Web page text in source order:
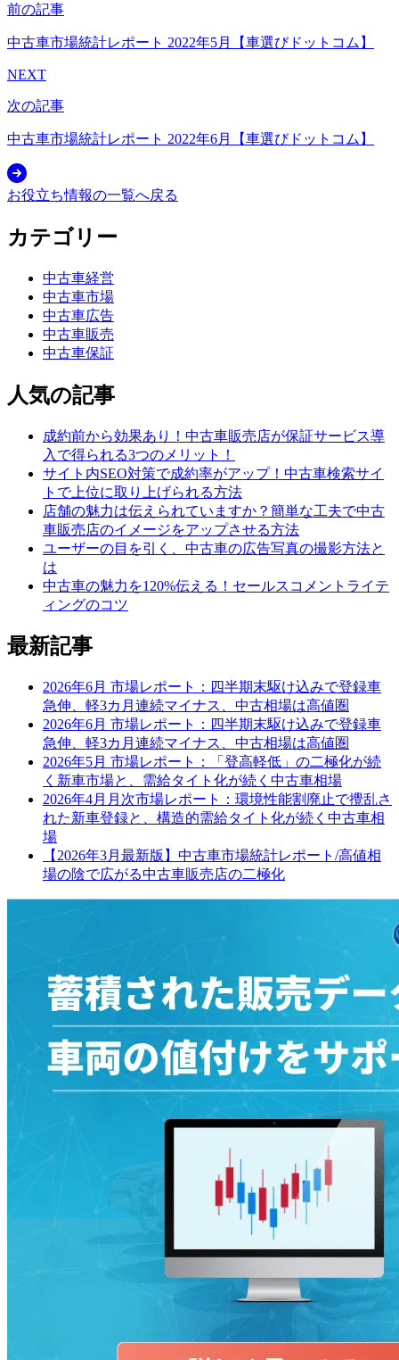
前の記事
中古車市場統計レポート 2022年5月【車選びドットコム】
NEXT
次の記事
中古車市場統計レポート 2022年6月【車選びドットコム】
お役立ち情報の一覧へ戻る
カテゴリー
中古車経営
中古車市場
中古車広告
中古車販売
中古車保証
人気の記事
成約前から効果あり！中古車販売店が保証サービス導
入で得られる3つのメリット！
サイト内SEO対策で成約率がアップ！中古車検索サイ
トで上位に取り上げられる方法
店舗の魅力は伝えられていますか？簡単な工夫で中古
車販売店のイメージをアップさせる方法
ユーザーの目を引く、中古車の広告写真の撮影方法と
は
中古車の魅力を120%伝える！セールスコメントライテ
ィングのコツ
最新記事
2026年6月 市場レポート：四半期末駆け込みで登録車
急伸、軽3カ月連続マイナス、中古相場は高値圏
2026年6月 市場レポート：四半期末駆け込みで登録車
急伸、軽3カ月連続マイナス、中古相場は高値圏
2026年5月 市場レポート：「登高軽低」の二極化が続
く新車市場と、需給タイト化が続く中古車相場
2026年4月月次市場レポート：環境性能割廃止で攪乱さ
れた新車登録と、構造的需給タイト化が続く中古車相
場
【2026年3月最新版】中古車市場統計レポート/高値相
場の陰で広がる中古車販売店の二極化